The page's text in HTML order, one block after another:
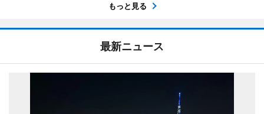
もっと見る
最新ニュース